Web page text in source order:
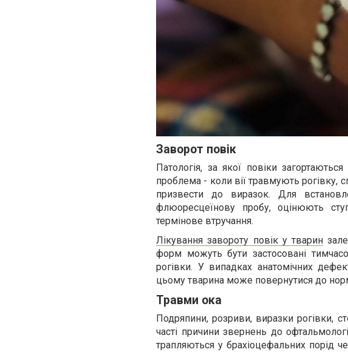
Заворот повік
Патологія, за якої повіки
проблема - коли вії травмують рогівку,
призвести до виразок. Для
флюоресцеїнову пробу, оцінюють
термінове втручання.
Лікування завороту повік у тварин
форм можуть бути застосовані
рогівки. У випадках анатомічних
цьому тварина може повернутися до
Травми ока
Подряпини, розриви, виразки рогівки,
часті причини звернень до
трапляються у брахіоцефальних порід